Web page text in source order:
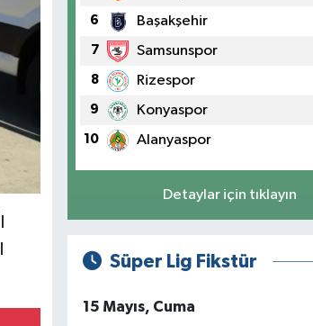
6 Başakşehir
7 Samsunspor
8 Rizespor
9 Konyaspor
10 Alanyaspor
Detaylar için tıklayın
Süper Lig Fikstür
15 Mayıs, Cuma